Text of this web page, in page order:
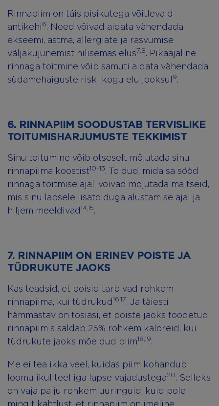
Rinnapiim on täis pisikutega võitlevaid
antikehi6. Need võivad aidata vähendada
ekseemi, astma, allergiate ja rasvumise
väljakujunemist hilisemas elus7,8. Pikaajaline
rinnaga toitmine võib samuti aidata vähendada
südamehaiguste riski kogu elu jooksul9.
6. RINNAPIIM SOODUSTAB TERVISLIKE
TOITUMISHARJUMUSTE TEKKIMIST
Sinu toitumine võib otseselt mõjutada sinu
rinnapiima koostist10-13. Toidud, mida sa sööd
rinnaga toitmise ajal, võivad mõjutada maitseid,
mis sinu lapsele lisatoiduga alustamise ajal ja
hiljem meeldivad14,15.
7. RINNAPIIM ON ERINEV POISTE JA
TÜDRUKUTE JAOKS
Kas teadsid, et poisid tarbivad rohkem
rinnapiima, kui tüdrukud16,17. Ja täiesti
hämmastav on tõsiasi, et poiste jaoks toodetud
rinnapiim sisaldab 25% rohkem kaloreid, kui
tüdrukute jaoks mõeldud piim18,19.
Me ei tea ikka veel, kuidas piim kohandub
loomulikul teel iga lapse vajadustega20. Selleks
on vaja palju rohkem uuringuid, kuid pole
mingit kahtlust, et rinnapiim on imeline.